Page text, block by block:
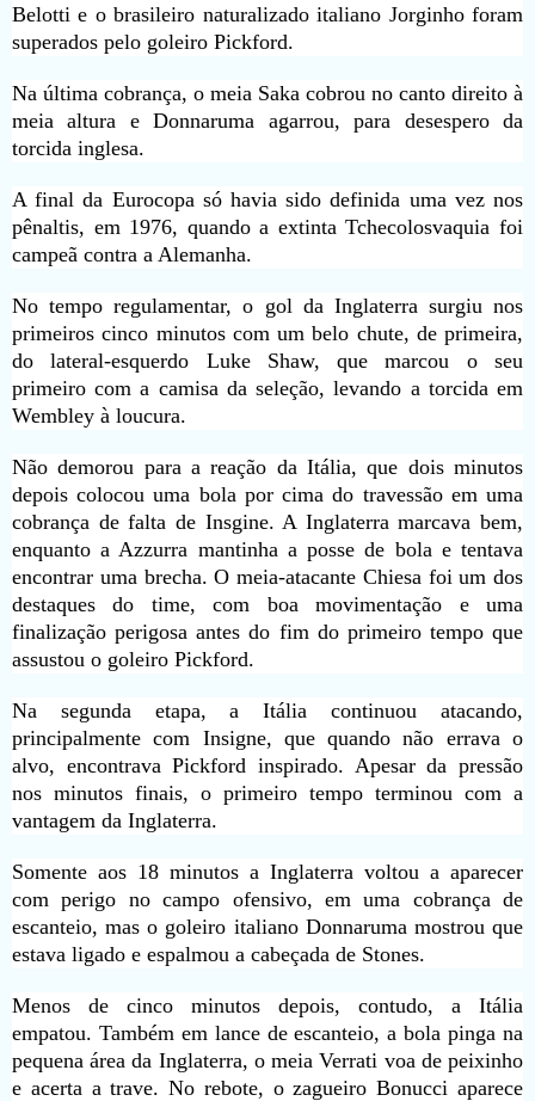
Belotti e o brasileiro naturalizado italiano Jorginho foram
superados pelo goleiro Pickford.
Na última cobrança, o meia Saka cobrou no canto direito à
meia altura e Donnaruma agarrou, para desespero da
torcida inglesa.
A final da Eurocopa só havia sido definida uma vez nos
pênaltis, em 1976, quando a extinta Tchecolosvaquia foi
campeã contra a Alemanha.
No tempo regulamentar, o gol da Inglaterra surgiu nos
primeiros cinco minutos com um belo chute, de primeira,
do lateral-esquerdo Luke Shaw, que marcou o seu
primeiro com a camisa da seleção, levando a torcida em
Wembley à loucura.
Não demorou para a reação da Itália, que dois minutos
depois colocou uma bola por cima do travessão em uma
cobrança de falta de Insgine. A Inglaterra marcava bem,
enquanto a Azzurra mantinha a posse de bola e tentava
encontrar uma brecha. O meia-atacante Chiesa foi um dos
destaques do time, com boa movimentação e uma
finalização perigosa antes do fim do primeiro tempo que
assustou o goleiro Pickford.
Na segunda etapa, a Itália continuou atacando,
principalmente com Insigne, que quando não errava o
alvo, encontrava Pickford inspirado. Apesar da pressão
nos minutos finais, o primeiro tempo terminou com a
vantagem da Inglaterra.
Somente aos 18 minutos a Inglaterra voltou a aparecer
com perigo no campo ofensivo, em uma cobrança de
escanteio, mas o goleiro italiano Donnaruma mostrou que
estava ligado e espalmou a cabeçada de Stones.
Menos de cinco minutos depois, contudo, a Itália
empatou. Também em lance de escanteio, a bola pinga na
pequena área da Inglaterra, o meia Verrati voa de peixinho
e acerta a trave. No rebote, o zagueiro Bonucci aparece